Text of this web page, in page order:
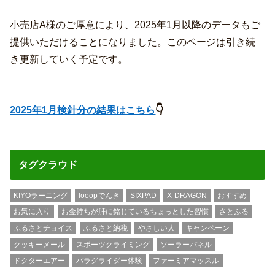
小売店A様のご厚意により、2025年1月以降のデータもご
提供いただけることになりました。このページは引き続
き更新していく予定です。
2025年1月検針分の結果はこちら👇
タグクラウド
KIYOラーニング looopでんき SIXPAD X-DRAGON
おすすめ
お気に入り
お金持ちが肝に銘じているちょっとした習慣
さとふる
ふるさとチョイス
ふるさと納税 やさしい人
キャンペーン
クッキーメール
スポーツクライミング
ソーラーパネル
ドクターエアー
パラグライダー体験
ファーミアマッスル